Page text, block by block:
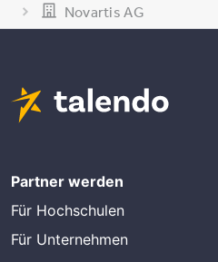
Novartis AG
Partner werden
Für Hochschulen
Für Unternehmen